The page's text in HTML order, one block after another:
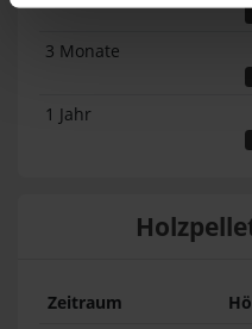
3 Monate
1 Jahr
Zeitraum